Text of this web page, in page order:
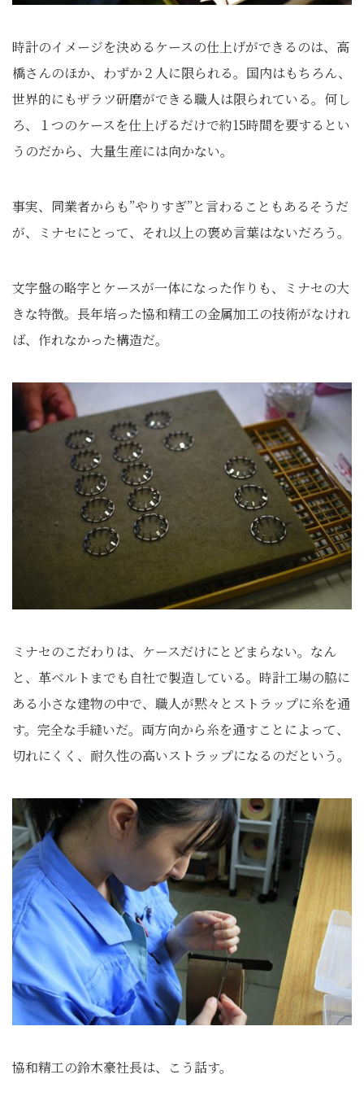
時計のイメージを決めるケースの仕上げができるのは、高
橋さんのほか、わずか２人に限られる。国内はもちろん、
世界的にもザラツ研磨ができる職人は限られている。何し
ろ、１つのケースを仕上げるだけで約15時間を要するとい
うのだから、大量生産には向かない。
事実、同業者からも”やりすぎ”と言わることもあるそうだ
が、ミナセにとって、それ以上の褒め言葉はないだろう。
文字盤の略字とケースが一体になった作りも、ミナセの大
きな特徴。長年培った協和精工の金属加工の技術がなけれ
ば、作れなかった構造だ。
ミナセのこだわりは、ケースだけにとどまらない。なん
と、革ベルトまでも自社で製造している。時計工場の脇に
ある小さな建物の中で、職人が黙々とストラップに糸を通
す。完全な手縫いだ。両方向から糸を通すことによって、
切れにくく、耐久性の高いストラップになるのだという。
協和精工の鈴木豪社長は、こう話す。